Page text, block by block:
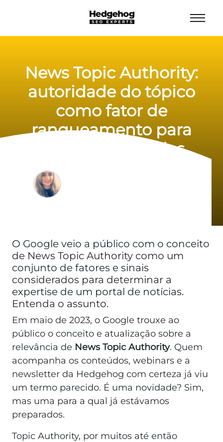
News Topic Authority:
autoridade do tópico
como fator de
ranqueamento para
portais de notícias
O Google veio a público com o conceito
de News Topic Authority como um
conjunto de fatores e sinais
considerados para determinar a
expertise de um portal de notícias.
Entenda o assunto.
Em maio de 2023, o Google trouxe ao
público o conceito e atualização sobre a
relevância de News Topic Authority. Quem
acompanha os conteúdos, webinars e a
newsletter da Hedgehog com certeza já viu
um termo parecido. É uma novidade? Sim,
mas uma para a qual já estávamos
preparados.
Topic Authority, por muitos até então